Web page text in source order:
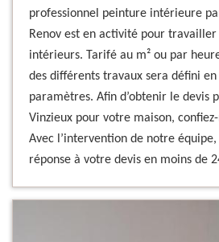
professionnel peinture intérieure
Renov est en activité pour
intérieurs. Tarifé au m² ou par
des différents travaux sera défini
paramètres. Afin d’obtenir le devis
Vinzieux pour votre maison,
Avec l’intervention de notre
réponse à votre devis en moins de